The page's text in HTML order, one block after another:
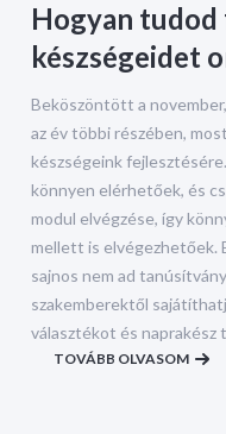
Hogyan tudod
készségeidet
Beköszöntött a
az év többi részében,
készségeink
könnyen elérhetőek, és
modul elvégzése, így
mellett is elvégezhetőek.
sajnos nem ad
szakemberektől
választékot és naprakész
TOVÁBB OLVASOM